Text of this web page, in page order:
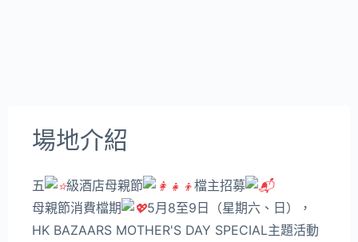
場地介紹
五 級酒店母親節
檔主招募
母親節消費檔期
5月8至9日（星期六、日），
HK BAZAARS MOTHER'S DAY SPECIAL主題活動